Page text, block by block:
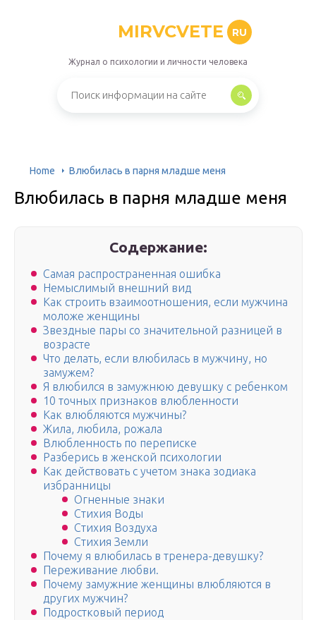
MIRVCVETE RU
Журнал о психологии и личности человека
Home Влюбилась в парня младше меня
Влюбилась в парня младше меня
Содержание:
Самая распространенная ошибка
Немыслимый внешний вид
Как строить взаимоотношения, если мужчина
моложе женщины
Звездные пары со значительной разницей в
возрасте
Что делать, если влюбилась в мужчину, но
замужем?
Я влюбился в замужнюю девушку с ребенком
10 точных признаков влюбленности
Как влюбляются мужчины?
Жила, любила, рожала
Влюбленность по переписке
Разберись в женской психологии
Как действовать с учетом знака зодиака
избранницы
Огненные знаки
Стихия Воды
Стихия Воздуха
Стихия Земли
Почему я влюбилась в тренера-девушку?
Переживание любви.
Почему замужние женщины влюбляются в
других мужчин?
Подростковый период